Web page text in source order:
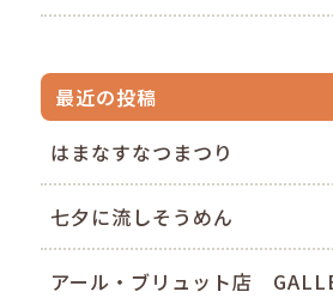
最近の投稿
はまなすなつまつり
七夕に流しそうめん
アール・ブリュット店